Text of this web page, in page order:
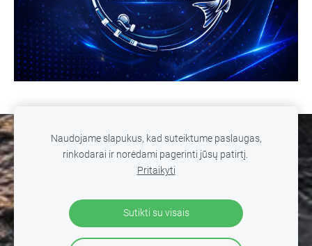
SLAPUKAI
© 2026 MB WILD FISHING. Žūklė Vilkijoje. Visos teisės
sutikimo draudžiama
Naudojame slapukus, kad suteiktume paslaugas,
rinkodarai ir norėdami pagerinti jūsų patirtį.
Pritaikyti
Sutikti su visais